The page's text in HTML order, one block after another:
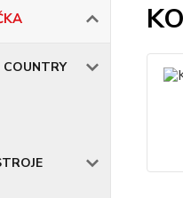
COUNTRY